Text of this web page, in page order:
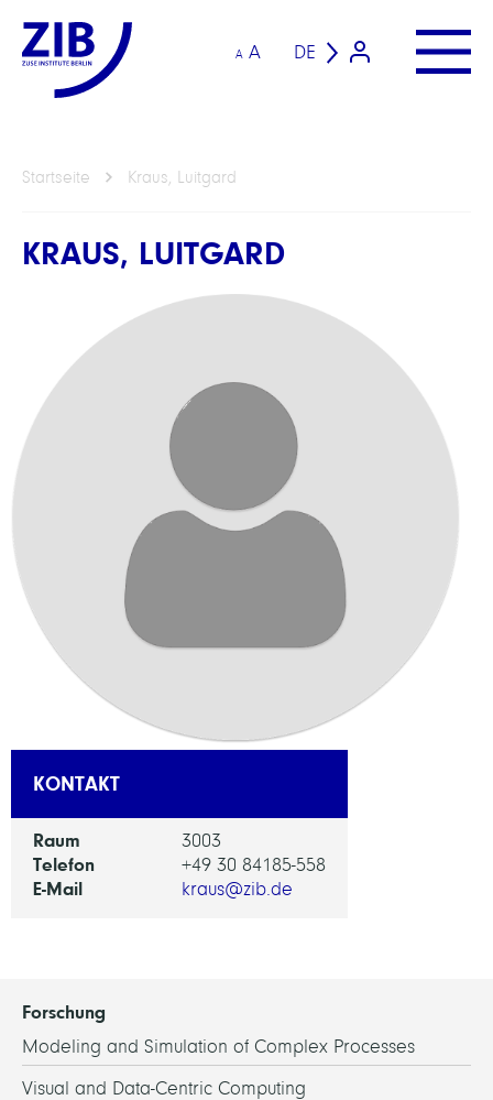
A A DE
Startseite Kraus, Luitgard
KRAUS, LUITGARD
KONTAKT
Raum 3003
Telefon +49 30 84185-558
E-Mail kraus@zib.de
Forschung
Modeling and Simulation of Complex Processes
Visual and Data-Centric Computing